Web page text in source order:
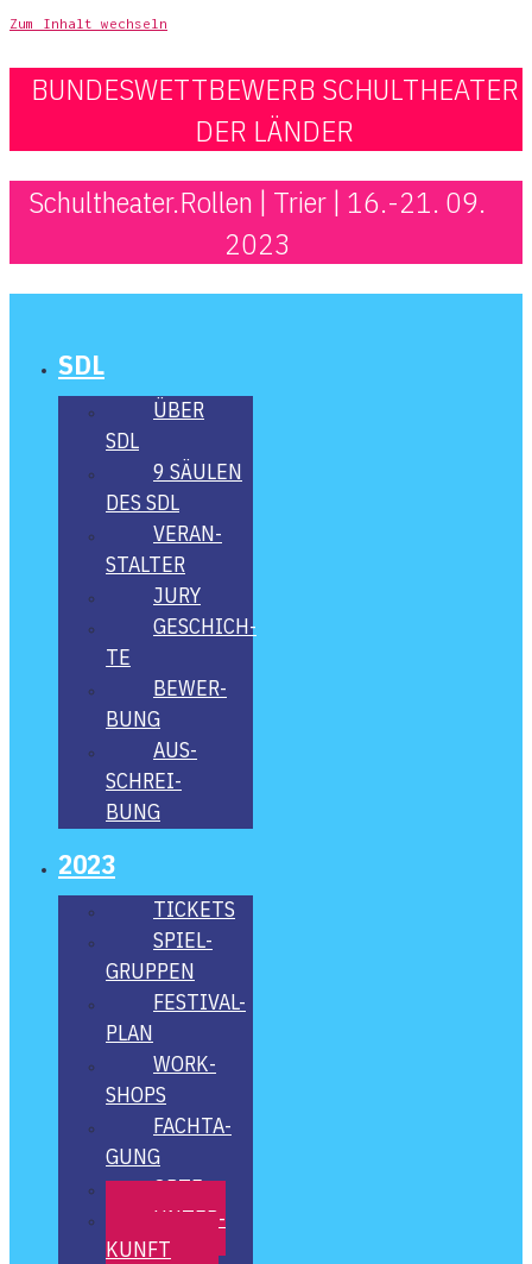
Zum Inhalt wechseln
BUNDESWETTBEWERB SCHULTHEATER
DER LÄNDER
Schultheater.Rollen | Trier | 16.-21. 09.
2023
SDL
ÜBER
SDL
9 SÄU­LEN
DES SDL
VER­AN­
STAL­TER
JURY
GESCHICH­
TE
BEWER­
BUNG
AUS­
SCHREI­
BUNG
2023
TICKETS
SPIEL­
GRUP­PEN
FES­­TI­­VAL-
PLAN
WORK­
SHOPS
FACH­TA­
GUNG
ORTE
UNTER­
KUNFT